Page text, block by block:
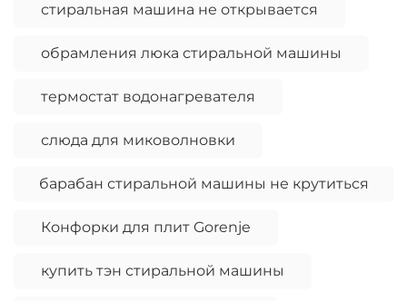
стиральная машина не открывается
обрамления люка стиральной машины
термостат водонагревателя
слюда для миковолновки
барабан стиральной машины не крутиться
Конфорки для плит Gorenje
купить тэн стиральной машины